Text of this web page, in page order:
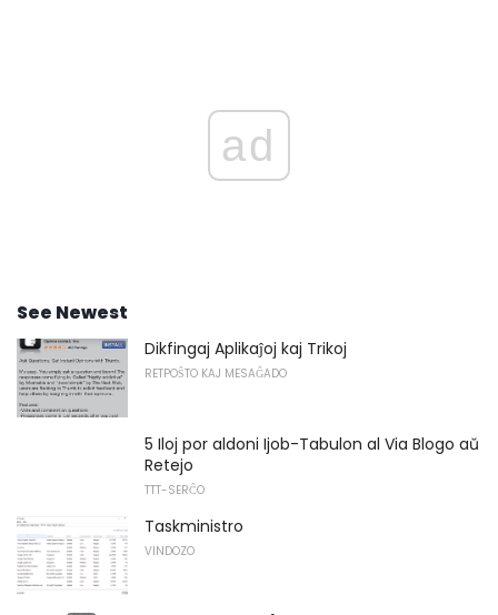
ad
See Newest
Dikfingaj Aplikaĵoj kaj Trikoj
RETPOŜTO KAJ MESAĜADO
5 Iloj por aldoni Ijob-Tabulon al Via Blogo aŭ
Retejo
TTT-SERĈO
Taskministro
VINDOZO